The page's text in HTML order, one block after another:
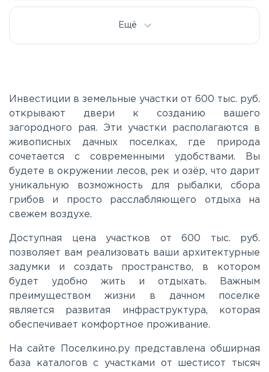
Киевское
Ленинградское
Московское
Мурманское
Новоприозерское
Приморское
Приозерское
Пулковское
Ещё
Инвестиции в земельные участки от 600 тыс. руб.
открывают двери к созданию вашего
загородного рая. Эти участки располагаются в
живописных дачных поселках, где природа
сочетается с современными удобствами. Вы
будете в окружении лесов, рек и озёр, что дарит
уникальную возможность для рыбалки, сбора
грибов и просто расслабляющего отдыха на
свежем воздухе.
Доступная цена участков от 600 тыс. руб.
позволяет вам реализовать ваши архитектурные
задумки и создать пространство, в котором
будет удобно жить и отдыхать. Важным
преимуществом жизни в дачном поселке
является развитая инфраструктура, которая
обеспечивает комфортное проживание.
На сайте Поселкино.ру представлена обширная
база каталогов с участками от шестисот тысяч